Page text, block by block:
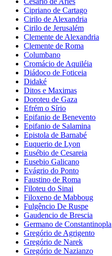
Cipriano de Cartago
Cirilo de Alexandria
Cirilo de Jerusalém
Clemente de Alexandria
Clemente de Roma
Columbano
Cromácio de Aquiléia
Diádoco de Foticeia
Didaké
Ditos e Maximas
Doroteu de Gaza
Efrém o Sírio
Epifanio de Benevento
Epifanio de Salamina
Epistola de Barnabé
Euquerio de Lyon
Eusébio de Cesareia
Eusebio Galicano
Evágrio do Ponto
Faustino de Roma
Filoteu do Sinai
Filoxeno de Mabboug
Fulgêncio De Ruspe
Gaudencio de Brescia
Germano de Constantinopla
Gregório de Agrigento
Gregório de Narek
Gregório de Nazianzo